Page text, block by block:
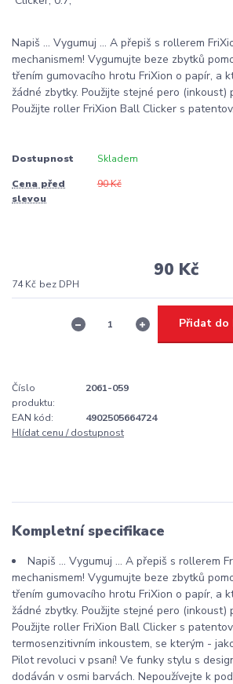
Napiš ... Vygumuj ... A přepiš s rollerem
mechanismem! Vygumujte beze zbytků
třením gumovacího hrotu FriXion o papír, a
žádné zbytky. Použijte stejné pero (inkoust)
Použijte roller FriXion Ball Clicker s
Dostupnost Skladem
Cena před
slevou
90 Kč
90 Kč
74 Kč bez DPH
Přidat do
Číslo
produktu:
2061-059
EAN kód:
4902505664724
Hlídat cenu / dostupnost
Kompletní specifikace
Napiš ... Vygumuj ... A přepiš s rollerem
mechanismem! Vygumujte beze zbytků
třením gumovacího hrotu FriXion o papír, a
žádné zbytky. Použijte stejné pero (inkoust)
Použijte roller FriXion Ball Clicker s
termosenzitivním inkoustem, se kterým -
Pilot revoluci v psaní! Ve funky stylu s
dodáván v osmi barvách. Nepoužívejte k